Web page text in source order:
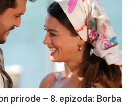
prirode – 8. epizoda: Borba